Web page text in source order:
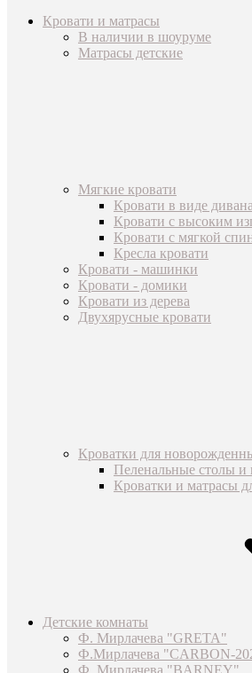
Кровати и матрасы
В наличии в шоуруме
Матрасы детские
Мягкие кровати
Кровати в виде дивана
Кровати с высоким
Кровати с мягкой
Кресла кровати
Кровати - машинки
Кровати - домики
Кровати из дерева
Двухярусные кровати
Кроватки для
Пеленальные столы и
Кроватки и матрасы
Детские комнаты
Ф. Мирлачева "GRETA"
Ф.Мирлачева "CARBON-
Ф. Мирлачева "BARNEY"